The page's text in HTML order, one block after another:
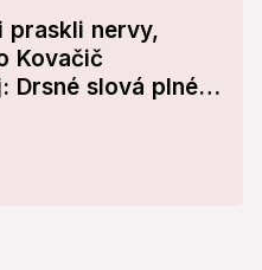
praskli nervy,
Kovačič
Drsné slová plné